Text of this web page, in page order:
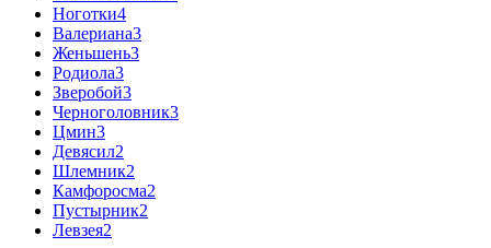
Ноготки4
Валериана3
Женьшень3
Родиола3
Зверобой3
Черноголовник3
Цмин3
Девясил2
Шлемник2
Камфоросма2
Пустырник2
Левзея2